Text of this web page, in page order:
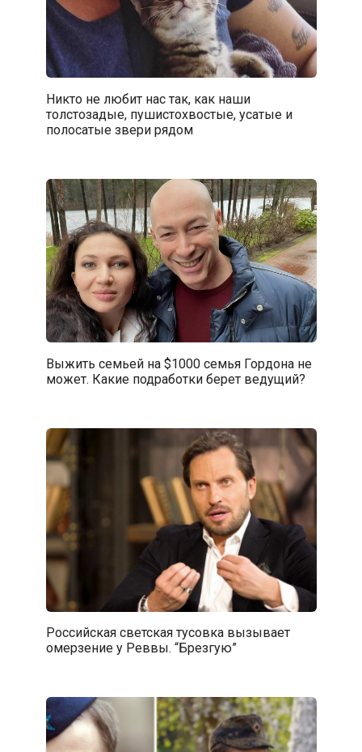
Никто не любит нас так, как наши
толстозадые, пушистохвостые, усатые и
полосатые звери рядом
Выжить семьей на $1000 семья Гордона не
может. Какие подработки берет ведущий?
Российская светская тусовка вызывает
омерзение у Реввы. “Брезгую”